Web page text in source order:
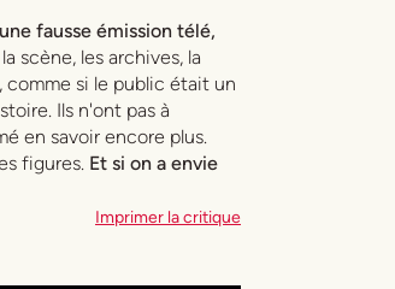
fausse émission télé,
scène, les archives, la
comme si le public était un
Ils n'ont pas à
en savoir encore plus.
figures. Et si on a envie
Imprimer la critique